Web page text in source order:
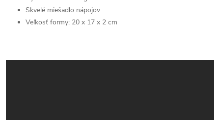
Skvelé miešadlo nápojov
Veľkosť formy: 20 x 17 x 2 cm